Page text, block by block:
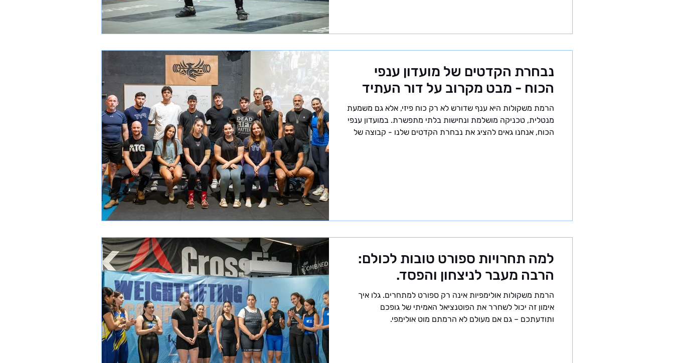
למשמעותיים עוד יותר. מועדון ענפי כוח הפועל
נבחרת הקדטים של מועדון ענפי
הכוח - מבט מקרוב על דור העתיד
הרמת משקולות היא ענף שדורש לא רק כוח פיזי, אלא גם משמעת
מנטלית, טכניקה מושלמת ונחישות בלתי מתפשרת. במועדון ענפי
הכוח, אנחנו גאים להציג את נבחרת הקדטים שלנו - קבוצה של
למה תחרויות ספורט טובות לכולם:
הרבה מעבר לניצחון והפסד.
הרמת משקולות אולימפיות אינה רק ספורט למתחרים. גלו איך
אימון זה יכול לשחרר את הפוטנציאל האמיתי של גופכם
ותודעתכם – גם אם מעולם לא הרמתם מוט אולימפי.